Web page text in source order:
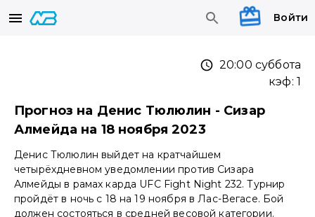
Войти
20:00 суббота
кэф: 1
Прогноз на Денис Тюлюлин - Сизар
Алмейда на 18 ноября 2023
Денис Тюлюлин выйдет на кратчайшем
четырёхдневном уведомлении против Сизара
Алмейды в рамах карда UFC Fight Night 232. Турнир
пройдёт в ночь с 18 на 19 ноября в Лас-Вегасе. Бой
должен состояться в средней весовой категории.